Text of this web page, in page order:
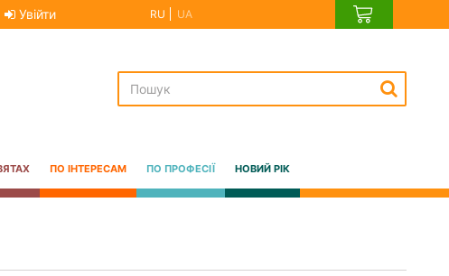
Увійти RU UA
ПО ІНТЕРЕСАМ ПО ПРОФЕСІЇ НОВИЙ РІК